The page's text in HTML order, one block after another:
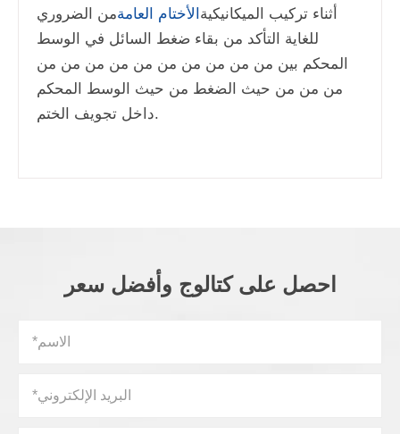
أثناء تركيب الميكانيكية الأختام العامةمن الضروري
للغاية التأكد من بقاء ضغط السائل في الوسط
المحكم بين من من من من من من من من من من
من من من حيث الضغط من حيث الوسط المحكم
داخل تجويف الختم.
احصل على كتالوج وأفضل سعر